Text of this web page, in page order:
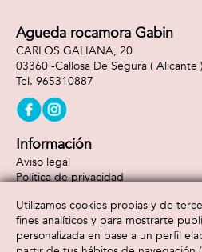
Agueda rocamora Gabin
CARLOS GALIANA, 20
03360 -Callosa De Segura ( Alicante )
965310887
Información
Aviso legal
Política de privacidad
Formas de pago
Utilizamos cookies propias y de
fines analíticos y para mostrarte
personalizada en base a un perfil